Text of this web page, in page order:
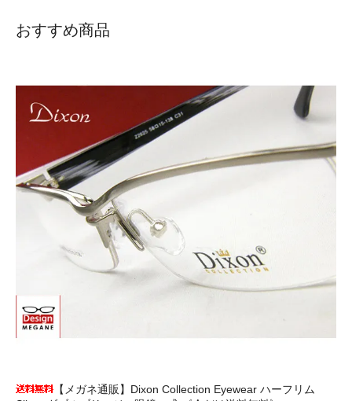
おすすめ商品
【メガネ通販】Dixon Collection Eyewear ハーフリム